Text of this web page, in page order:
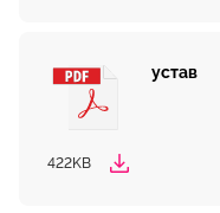
устав
422KB